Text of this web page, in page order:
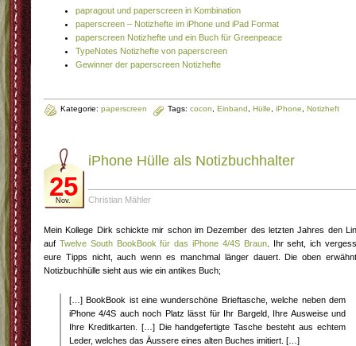
papragout und paperscreen in Kombination
paperscreen – Notizhefte im iPhone und iPad Format
paperscreen Notizhefte und ein Buch für Greenpeace
TypeNotes Notizhefte von paperscreen
Gewinner der paperscreen Notizhefte
Kategorie: paperscreen Tags: cocon Einband Hülle iPhone Notizheft
25
Nov.
iPhone Hülle als Notizbuchhalter
Christian Mähler
Mein Kollege Dirk schickte mir schon im Dezember des letzten Jahres den
auf Twelve South BookBook für das iPhone 4/4S Braun. Ihr seht, ich
eure Tipps nicht, auch wenn es manchmal länger dauert. Die oben
Notizbuchhülle sieht aus wie ein antikes Buch;
[…] BookBook ist eine wunderschöne Brieftasche, welche neben dem
iPhone 4/4S auch noch Platz lässt für Ihr Bargeld, Ihre Ausweise und
Ihre Kreditkarten. […] Die handgefertigte Tasche besteht aus echtem
Leder, welches das Äussere eines alten Buches imitiert. […]